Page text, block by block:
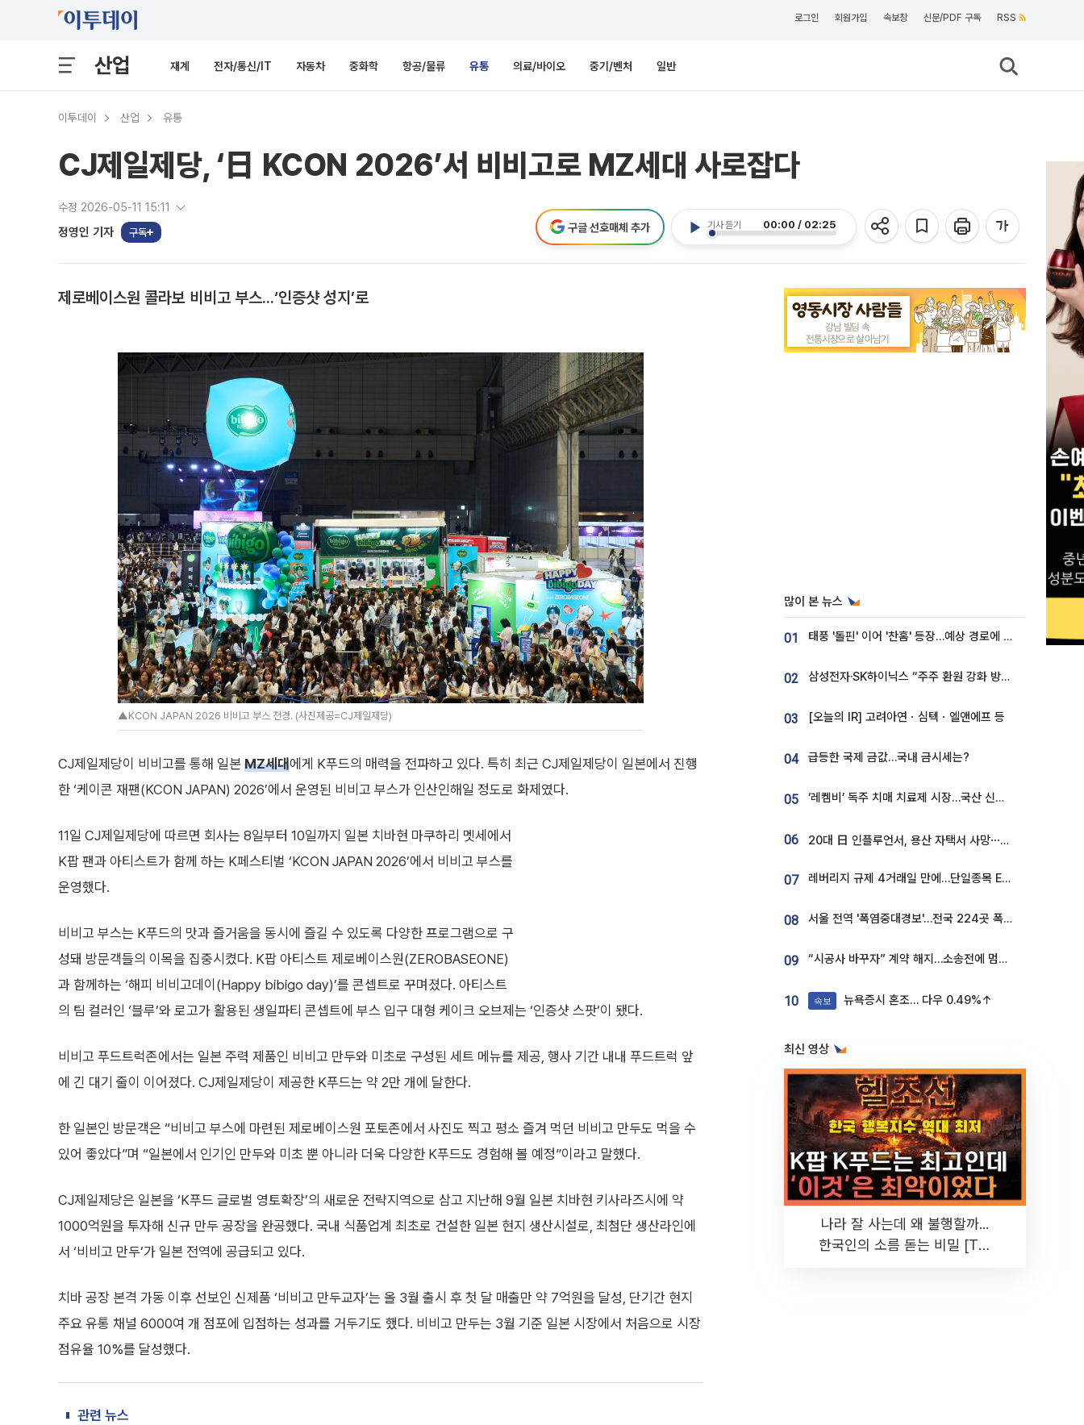
로그인 회원가입 속보창 신문/PDF 구독 RSS
산업 재계 전자/통신/IT 자동차 중화학 항공/물류 유통 의료/바이오 중기/벤처 일반
이투데이 산업 유통
CJ제일제당, ‘日 KCON 2026’서 비비고로 MZ세대 사로잡다
수정 2026-05-11 15:11
정영인 기자 구독
기사 듣기 00:00 / 02:25
구글 선호매체 추가
제로베이스원 콜라보 비비고 부스...‘인증샷 성지’로
▲KCON JAPAN 2026 비비고 부스 전경. (사진제공=CJ제일제당)
CJ제일제당이 비비고를 통해 일본 MZ세대에게 K푸드의 매력을 전파하고 있다. 특히 최근 CJ제일제당이 일본에서 진행
한 ‘케이콘 재팬(KCON JAPAN) 2026’에서 운영된 비비고 부스가 인산인해일 정도로 화제였다.
11일 CJ제일제당에 따르면 회사는 8일부터 10일까지 일본 치바현 마쿠하리 멧세에서
K팝 팬과 아티스트가 함께 하는 K페스티벌 ‘KCON JAPAN 2026’에서 비비고 부스를
운영했다.
비비고 부스는 K푸드의 맛과 즐거움을 동시에 즐길 수 있도록 다양한 프로그램으로 구
성돼 방문객들의 이목을 집중시켰다. K팝 아티스트 제로베이스원(ZEROBASEONE)
과 함께하는 ‘해피 비비고데이(Happy bibigo day)’를 콘셉트로 꾸며졌다. 아티스트
의 팀 컬러인 ‘블루’와 로고가 활용된 생일파티 콘셉트에 부스 입구 대형 케이크 오브제는 ‘인증샷 스팟’이 됐다.
비비고 푸드트럭존에서는 일본 주력 제품인 비비고 만두와 미초로 구성된 세트 메뉴를 제공, 행사 기간 내내 푸드트럭 앞
에 긴 대기 줄이 이어졌다. CJ제일제당이 제공한 K푸드는 약 2만 개에 달한다.
한 일본인 방문객은 “비비고 부스에 마련된 제로베이스원 포토존에서 사진도 찍고 평소 즐겨 먹던 비비고 만두도 먹을 수
있어 좋았다”며 “일본에서 인기인 만두와 미초 뿐 아니라 더욱 다양한 K푸드도 경험해 볼 예정”이라고 말했다.
CJ제일제당은 일본을 ‘K푸드 글로벌 영토확장’의 새로운 전략지역으로 삼고 지난해 9월 일본 치바현 키사라즈시에 약
1000억원을 투자해 신규 만두 공장을 완공했다. 국내 식품업계 최초로 건설한 일본 현지 생산시설로, 최첨단 생산라인에
서 ‘비비고 만두’가 일본 전역에 공급되고 있다.
치바 공장 본격 가동 이후 선보인 신제품 ‘비비고 만두교자’는 올 3월 출시 후 첫 달 매출만 약 7억원을 달성, 단기간 현지
주요 유통 채널 6000여 개 점포에 입점하는 성과를 거두기도 했다. 비비고 만두는 3월 기준 일본 시장에서 처음으로 시장
점유율 10%를 달성했다.
관련 뉴스
많이 본 뉴스
01 태풍 '돌핀' 이어 '찬홈' 등장…예상 경로에 한국 '한숨'
02 삼성전자·SK하이닉스 “주주 환원 강화 방안 마련”
03 [오늘의 IR] 고려아연ㆍ심텍ㆍ엘앤에프 등
04 급등한 국제 금값…국내 금시세는?
05 ‘레켐비’ 독주 치매 치료제 시장…국산 신약 등장하나
06 20대 日 인플루언서, 용산 자택서 사망⋯SNS 라방 중 숨져
07 레버리지 규제 4거래일 만에…단일종목 ETF 거래대금 '13분의 1' 급감
08 서울 전역 '폭염중대경보'…전국 224곳 폭염특보
09 “시공사 바꾸자” 계약 해지…소송전에 멈춰 선 정비사업
10 속보 뉴욕증시 혼조… 다우 0.49%↑
최신 영상
나라 잘 사는데 왜 불행할까...
한국인의 소름 돋는 비밀 [T같